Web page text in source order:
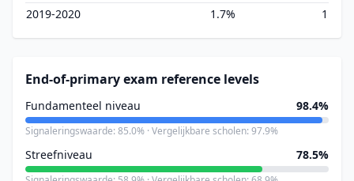
2019-2020
1.7% 1
End-of-primary exam reference levels
Fundamenteel niveau 98.4%
Signaleringswaarde: 85.0% · Vergelijkbare scholen: 97.9%
Streefniveau 78.5%